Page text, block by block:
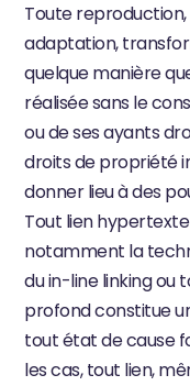
Toute
adaptation,
quelque manière
réalisée sans le
ou de ses ayants
droits de propriété
donner lieu à des
Tout lien
notamment la
du in-line linking ou
profond constitue
tout état de cause
les cas, tout lien,